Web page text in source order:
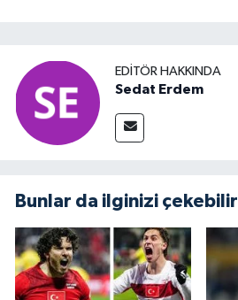
EDITÖR HAKKINDA
Sedat Erdem
Bunlar da ilginizi çekebilir